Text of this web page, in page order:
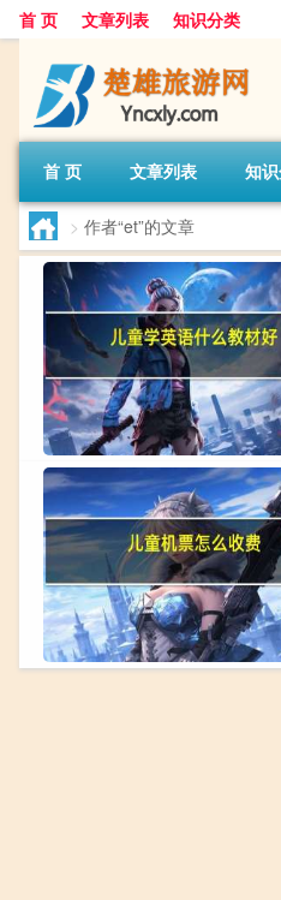
首 页 文章列表 知识分类
首 页 文章列表 知
> 作者“et”的文章